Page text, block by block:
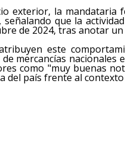
exterior, la mandataria
que la
de 2024, tras anotar
este
mercancías nacionales
como "muy buenas
del país frente al